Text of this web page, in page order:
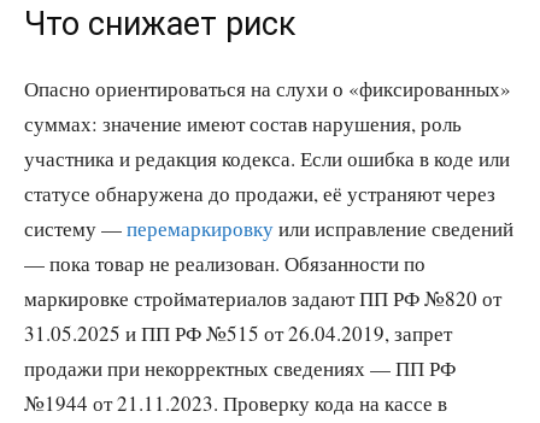
Что снижает риск
Опасно ориентироваться на слухи о «фиксированных»
суммах: значение имеют состав нарушения, роль
участника и редакция кодекса. Если ошибка в коде или
статусе обнаружена до продажи, её устраняют через
систему —перемаркировкуили исправление сведений
— пока товар не реализован. Обязанности по
маркировке стройматериалов задают ПП РФ №820 от
31.05.2025 и ПП РФ №515 от 26.04.2019, запрет
продажи при некорректных сведениях — ПП РФ
№1944 от 21.11.2023. Проверку кода на кассе в